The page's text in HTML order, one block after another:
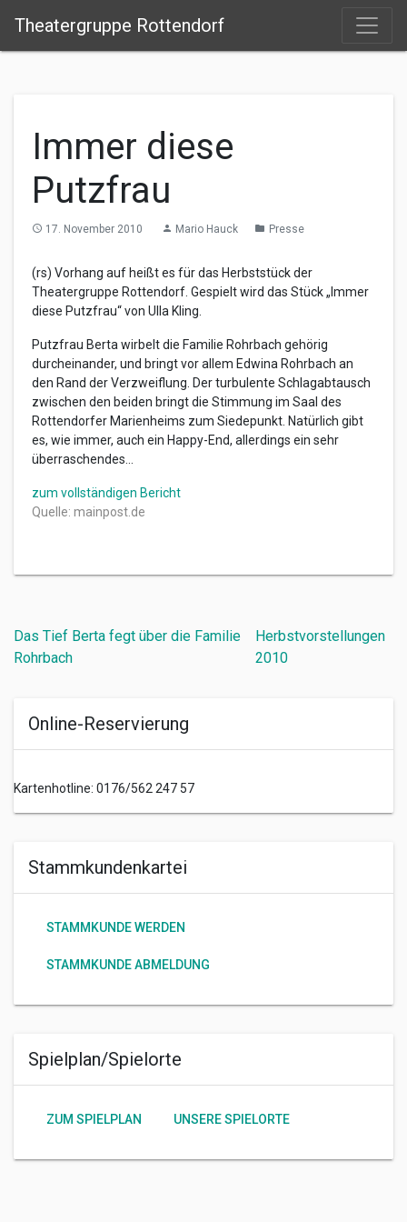
Theatergruppe Rottendorf
Immer diese
Putzfrau
access_time 17. November 2010 person Mario Hauck folder Presse
(rs) Vorhang auf heißt es für das Herbststück der
Theatergruppe Rottendorf. Gespielt wird das Stück „Immer
diese Putzfrau“ von Ulla Kling.
Putzfrau Berta wirbelt die Familie Rohrbach gehörig
durcheinander, und bringt vor allem Edwina Rohrbach an
den Rand der Verzweiflung. Der turbulente Schlagabtausch
zwischen den beiden bringt die Stimmung im Saal des
Rottendorfer Marienheims zum Siedepunkt. Natürlich gibt
es, wie immer, auch ein Happy-End, allerdings ein sehr
überraschendes…
zum vollständigen Bericht
Quelle: mainpost.de
Beitragsnavigation
Das Tief Berta fegt über die Familie
Rohrbach
Herbstvorstellungen
2010
Online-Reservierung
Kartenhotline: 0176/562 247 57
Stammkundenkartei
STAMMKUNDE WERDEN
STAMMKUNDE ABMELDUNG
Spielplan/Spielorte
ZUM SPIELPLAN UNSERE SPIELORTE